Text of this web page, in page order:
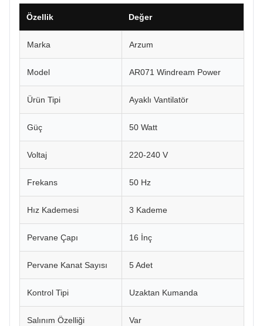
Özellik Değer
Marka Arzum
Model AR071 Windream Power
Ürün Tipi Ayaklı Vantilatör
Güç 50 Watt
Voltaj 220-240 V
Frekans 50 Hz
Hız Kademesi 3 Kademe
Pervane Çapı 16 İnç
Pervane Kanat Sayısı 5 Adet
Kontrol Tipi Uzaktan Kumanda
Salınım Özelliği Var